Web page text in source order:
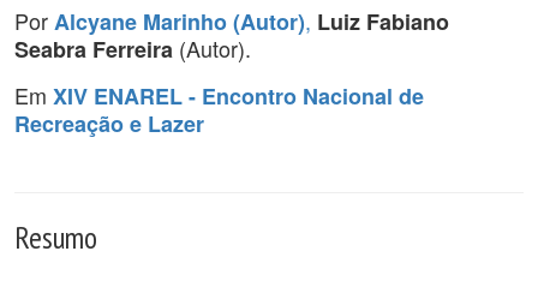
PorAlcyane Marinho (Autor), Luiz Fabiano
Seabra Ferreira (Autor).
Em XIV ENAREL - Encontro Nacional de
Recreação e Lazer
Resumo